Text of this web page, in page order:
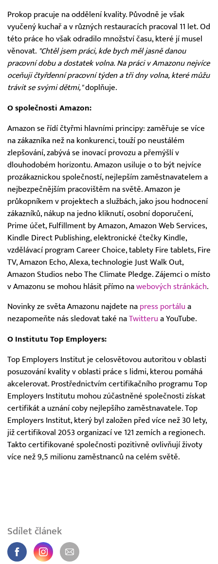
Prokop pracuje na oddělení kvality. Původně je však
vyučený kuchař a v různých restauracích pracoval 11 let. Od
této práce ho však odradilo množství času, které jí musel
věnovat. "Chtěl jsem práci, kde bych měl jasně danou
pracovní dobu a dostatek volna. Na práci v Amazonu nejvíce
oceňuji čtyřdenní pracovní týden a tři dny volna, které můžu
trávit se svými dětmi,"doplňuje.
O společnosti Amazon:
Amazon se řídí čtyřmi hlavními principy: zaměřuje se více
na zákazníka než na konkurenci, touží po neustálém
zlepšování, zabývá se inovací provozu a přemýšlí v
dlouhodobém horizontu. Amazon usiluje o to být nejvíce
prozákaznickou společností, nejlepším zaměstnavatelem a
nejbezpečnějším pracovištěm na světě. Amazon je
průkopníkem v projektech a službách, jako jsou hodnocení
zákazníků, nákup na jedno kliknutí, osobní doporučení,
Prime účet, Fulfillment by Amazon, Amazon Web Services,
Kindle Direct Publishing, elektronické čtečky Kindle,
vzdělávací program Career Choice, tablety Fire tablets, Fire
TV, Amazon Echo, Alexa, technologie Just Walk Out,
Amazon Studios nebo The Climate Pledge. Zájemci o místo
v Amazonu se mohou hlásit přímo na webových stránkách.
Novinky ze světa Amazonu najdete na press portálu a
nezapomeňte nás sledovat také na Twitteru a YouTube.
O Institutu Top Employers:
Top Employers Institut je celosvětovou autoritou v oblasti
posuzování kvality v oblasti práce s lidmi, kterou pomáhá
akcelerovat. Prostřednictvím certifikačního programu Top
Employers Institutu mohou zúčastněné společnosti získat
certifikát a uznání coby nejlepšího zaměstnavatele. Top
Employers Institut, který byl založen před více než 30 lety,
již certifikoval 2053 organizací ve 121 zemích a regionech.
Takto certifikované společnosti pozitivně ovlivňují životy
více než 9,5 milionu zaměstnanců na celém světě.
Sdílet článek